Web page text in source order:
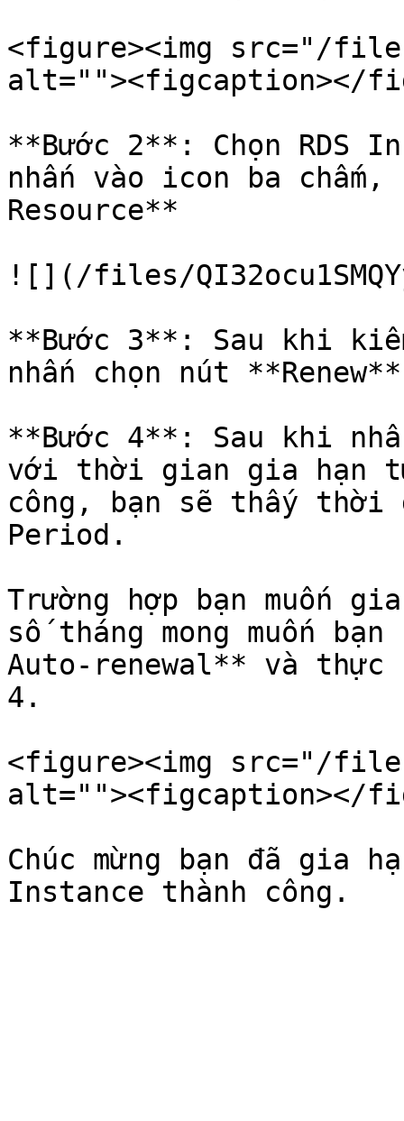
<figure><img src="/
alt=""><figcaption></
**Bước 2**: Chọn RDS
nhấn vào icon ba chấm,
Resource**
![](/files/
**Bước 3**: Sau khi
nhấn chọn nút **Renew**
**Bước 4**: Sau khi
với thời gian gia hạn
công, bạn sẽ thấy thời
Period.
Trường hợp bạn muốn
số tháng mong muốn
Auto-renewal** và
4.
<figure><img src="/files/
alt=""><figcaption></
Chúc mừng bạn đã gia